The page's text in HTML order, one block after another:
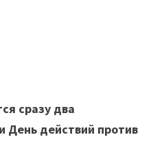
сразу два
День действий против